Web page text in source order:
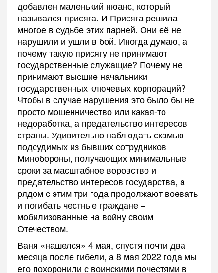
добавлен маленький нюанс, который
назывался присяга. И Присяга решила
многое в судьбе этих парней. Они её не
нарушили и ушли в бой. Иногда думаю, а
почему такую присягу не принимают
государственные служащие? Почему не
принимают высшие начальники
государственных ключевых корпораций?
Чтобы в случае нарушения это было бы не
просто мошенничество или какая-то
недоработка, а предательство интересов
страны. Удивительно наблюдать скамью
подсудимых из бывших сотрудников
Минобороны, получающих минимальные
сроки за масштабное воровство и
предательство интересов государства, а
рядом с этим три года продолжают воевать
и погибать честные граждане –
мобилизованные на войну своим
Отечеством.
Ваня «нашелся» 4 мая, спустя почти два
месяца после гибели, а 8 мая 2022 года мы
его похоронили с воинскими почестями в